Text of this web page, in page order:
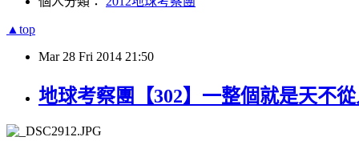
▲top
Mar 28 Fri 2014 21:50
地球考察團【302】一整個就是天不